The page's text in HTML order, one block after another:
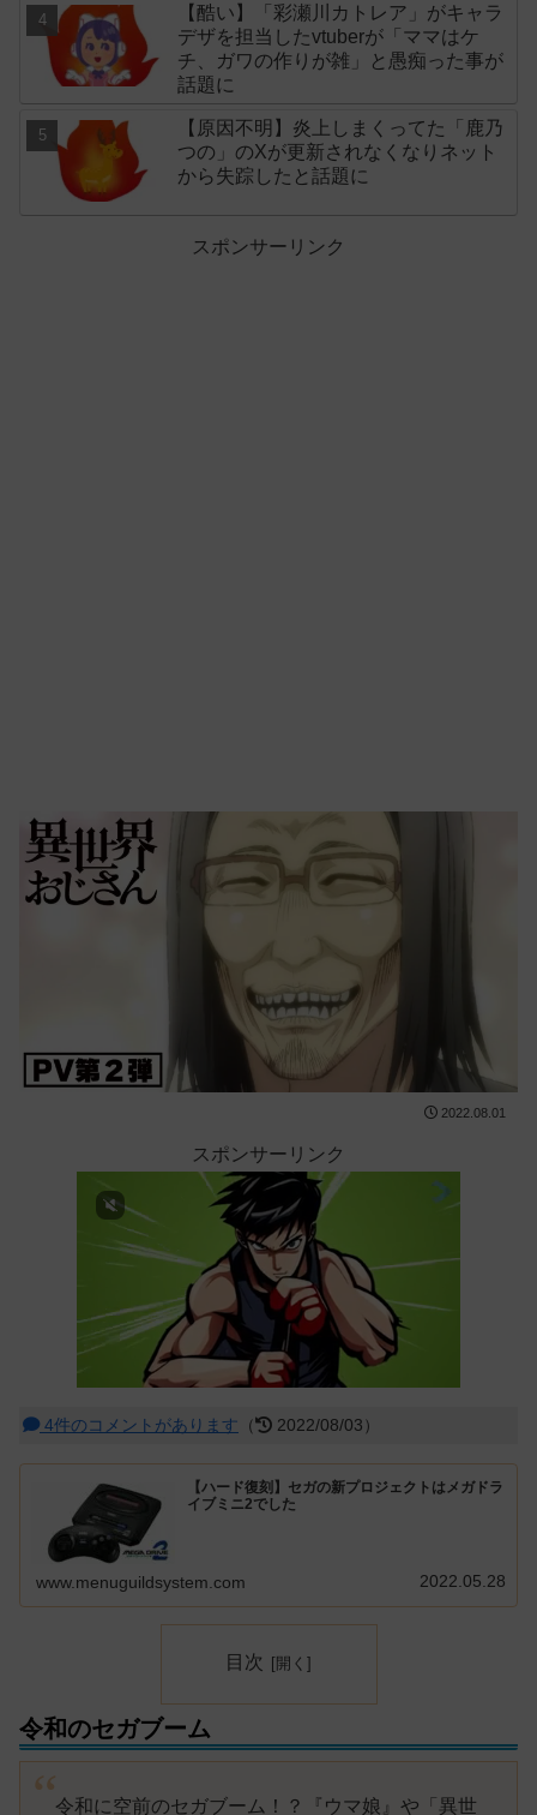
【酷い】「彩瀬川カトレア」がキャラ
デザを担当したvtuberが「ママはケ
チ、ガワの作りが雑」と愚痴った事が
話題に
【原因不明】炎上しまくってた「鹿乃
つの」のXが更新されなくなりネット
から失踪したと話題に
スポンサーリンク
2022.08.01
スポンサーリンク
4件のコメントがあります （ 2022/08/03）
【ハード復刻】セガの新プロジェクトはメガドラ
イブミニ2でした
www.menuguildsystem.com 2022.05.28
目次
令和のセガブーム
令和に空前のセガブーム！？『ウマ娘』や「異世